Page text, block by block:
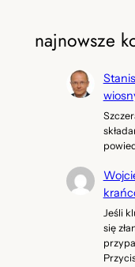
najnowsze
Jeśli
się